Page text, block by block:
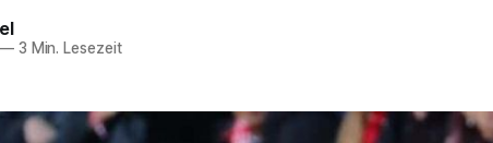
—3 Min. Lesezeit